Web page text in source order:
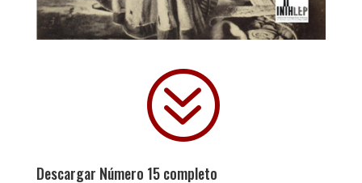
?
Descargar Número 15 completo